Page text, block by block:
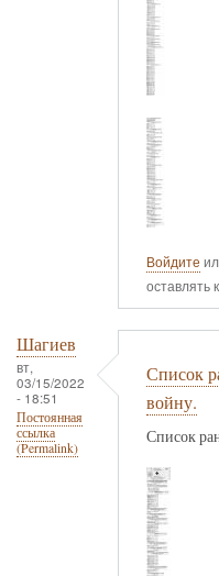
Войдите
оставлять
Шагиев
вт,
03/15/2022
- 18:51
Постоянная
ссылка
(Permalink)
Список
войну.
Список